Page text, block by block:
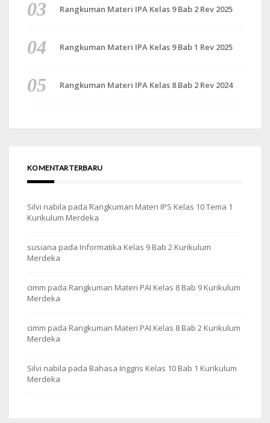
Rangkuman Materi IPA Kelas 9 Bab 2 Rev 2025
Rangkuman Materi IPA Kelas 9 Bab 1 Rev 2025
Rangkuman Materi IPA Kelas 8 Bab 2 Rev 2024
KOMENTAR TERBARU
Silvi nabila pada Rangkuman Materi IPS Kelas 10 Tema 1
Kurikulum Merdeka
susiana pada Informatika Kelas 9 Bab 2 Kurikulum
Merdeka
cimm pada Rangkuman Materi PAI Kelas 8 Bab 9 Kurikulum
Merdeka
cimm pada Rangkuman Materi PAI Kelas 8 Bab 2 Kurikulum
Merdeka
Silvi nabila pada Bahasa Inggris Kelas 10 Bab 1 Kurikulum
Merdeka